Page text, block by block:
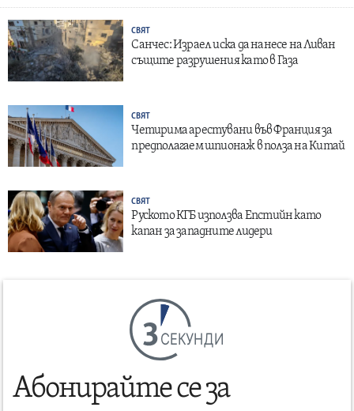
СВЯТ
Санчес: Израел иска да нанесе на Ливан
същите разрушения като в Газа
СВЯТ
Четирима арестувани във Франция за
предполагаем шпионаж в полза на Китай
СВЯТ
Руското КГБ използва Епстийн като
капан за западните лидери
СЕКУНДИ
Абонирайте се за